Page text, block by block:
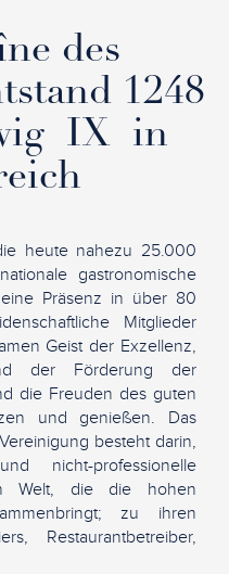
des
1248
IX in
heute nahezu 25.000
gastronomische
Präsenz in über 80
Mitglieder
Geist der Exzellenz,
der Förderung der
die Freuden des guten
und genießen. Das
besteht darin,
nicht-professionelle
Welt, die die hohen
zu ihren
Restaurantbetreiber,